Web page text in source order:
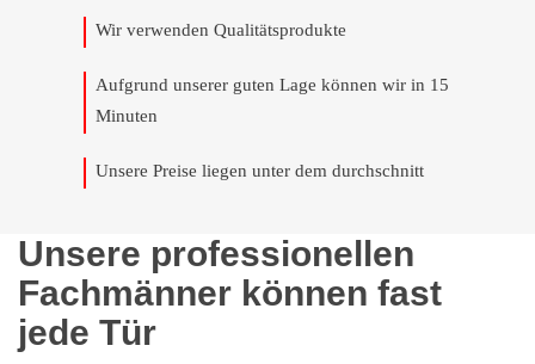
Wir verwenden Qualitätsprodukte
Aufgrund unserer guten Lage können wir in 15
Minuten
Unsere Preise liegen unter dem durchschnitt
Unsere professionellen
Fachmänner können fast
jede Tür